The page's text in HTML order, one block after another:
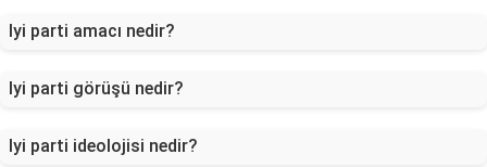
Iyi parti amacı nedir?
Iyi parti görüşü nedir?
Iyi parti ideolojisi nedir?